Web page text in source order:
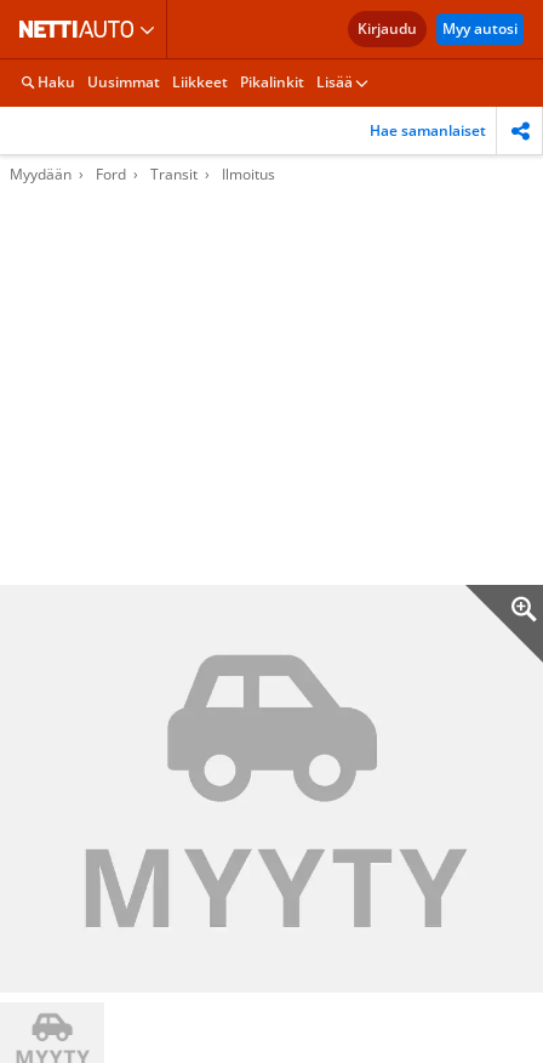
Kirjaudu Myy autosi
Haku Uusimmat Liikkeet Pikalinkit Lisää
Hae samanlaiset
Myydään Ford Transit Ilmoitus